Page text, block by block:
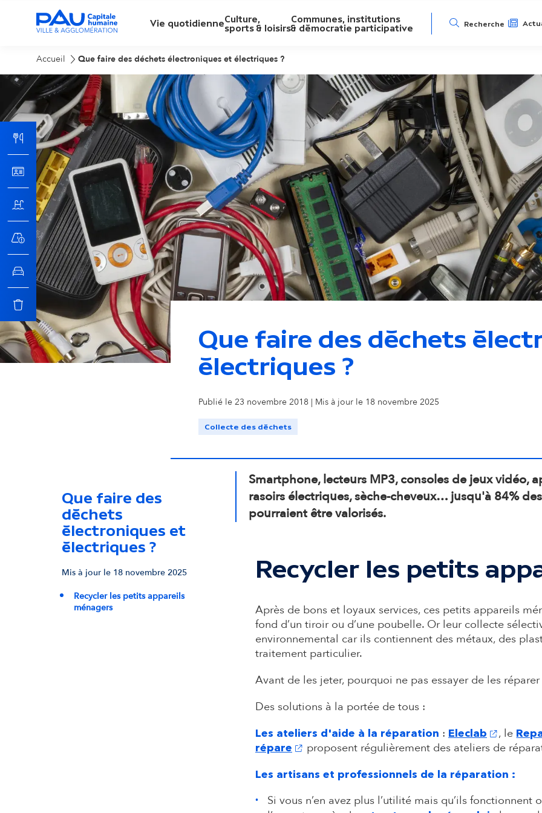
M
e
n
u
p
r
i
n
c
i
p
Vie quotidienneCulture,
sports & loisirs
Communes, institutions
& démocratie participative
N
v
i
g
a
t
i
o
s
o
n
i
r
e
Recherche
Accueil Que faire des déchets électroniques et électriques ?
Que faire des déchets
électriques ?
Publié le 23 novembre 2018 | Mis à jour le 18 novembre 2025
Collecte des déchets
Que faire des
déchets
électroniques et
électriques ?
Mis à jour le 18 novembre 2025
Recycler les petits appareils
ménagers
Smartphone, lecteurs MP3, consoles de jeux vidéo,
rasoirs électriques, sèche-cheveux… jusqu'à 84%
pourraient être valorisés.
Recycler les petits
Après de bons et loyaux services, ces petits appareils
fond d’un tiroir ou d’une poubelle. Or leur collecte
environnemental car ils contiennent des métaux, des
traitement particulier.
Avant de les jeter, pourquoi ne pas essayer de les réparer
Des solutions à la portée de tous :
Les ateliers d'aide à la réparation : Eleclab (s'ouvre
, le
répare (s'ouvre dans un nouvel onglet)
proposent régulièrement des ateliers de
Les artisans et professionnels de la réparation :
Si vous n’en avez plus l’utilité mais qu’ils